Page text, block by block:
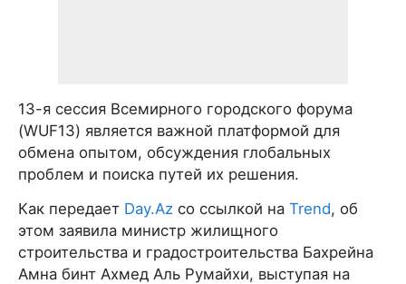
13-я сессия Всемирного городского форума
(WUF13) является важной платформой для
обмена опытом, обсуждения глобальных
проблем и поиска путей их решения.
Как передает Day.Az со ссылкой на Trend, об
этом заявила министр жилищного
строительства и градостроительства Бахрейна
Амна бинт Ахмед Аль Румайхи, выступая на